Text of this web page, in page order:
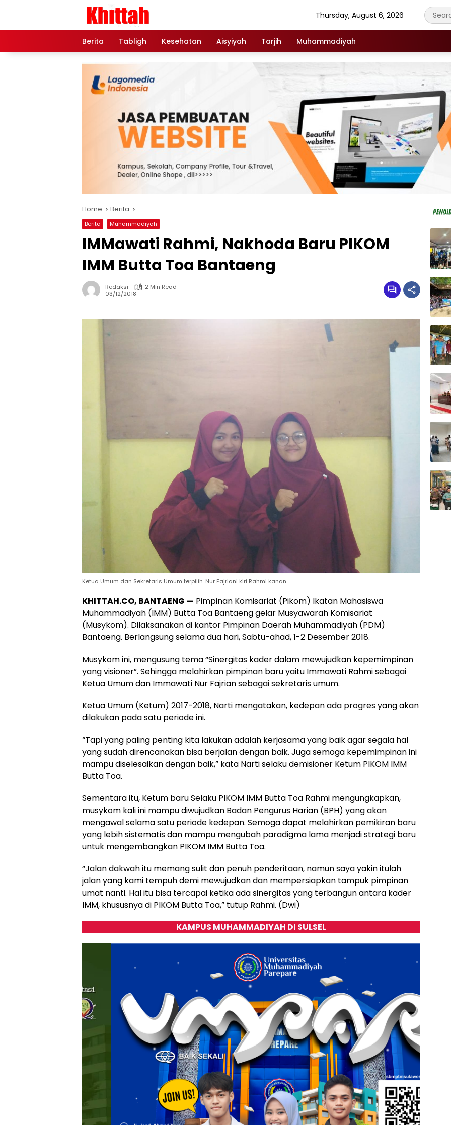
Thursday, August 6, 2026
Berita Tabligh Kesehatan Aisyiyah Tarjih Muhammadiyah
Home Berita
Berita Muhammadiyah
IMMawati Rahmi, Nakhoda Baru PIKOM
IMM Butta Toa Bantaeng
Redaksi
2 Min Read
03/12/2018
Ketua Umum dan Sekretaris Umum terpilih. Nur Fajriani kiri Rahmi kanan.
KHITTAH.CO, BANTAENG — Pimpinan Komisariat (Pikom) Ikatan Mahasiswa
Muhammadiyah (IMM) Butta Toa Bantaeng gelar Musyawarah Komisariat
(Musykom). Dilaksanakan di kantor Pimpinan Daerah Muhammadiyah (PDM)
Bantaeng. Berlangsung selama dua hari, Sabtu-ahad, 1-2 Desember 2018.
Musykom ini, mengusung tema “Sinergitas kader dalam mewujudkan kepemimpinan
yang visioner”. Sehingga melahirkan pimpinan baru yaitu Immawati Rahmi sebagai
Ketua Umum dan Immawati Nur Fajrian sebagai sekretaris umum.
Ketua Umum (Ketum) 2017-2018, Narti mengatakan, kedepan ada progres yang akan
dilakukan pada satu periode ini.
“Tapi yang paling penting kita lakukan adalah kerjasama yang baik agar segala hal
yang sudah direncanakan bisa berjalan dengan baik. Juga semoga kepemimpinan ini
mampu diselesaikan dengan baik,” kata Narti selaku demisioner Ketum PIKOM IMM
Butta Toa.
Sementara itu, Ketum baru Selaku PIKOM IMM Butta Toa Rahmi mengungkapkan,
musykom kali ini mampu diwujudkan Badan Pengurus Harian (BPH) yang akan
mengawal selama satu periode kedepan. Semoga dapat melahirkan pemikiran baru
yang lebih sistematis dan mampu mengubah paradigma lama menjadi strategi baru
untuk mengembangkan PIKOM IMM Butta Toa.
“Jalan dakwah itu memang sulit dan penuh penderitaan, namun saya yakin itulah
jalan yang kami tempuh demi mewujudkan dan mempersiapkan tampuk pimpinan
umat nanti. Hal itu bisa tercapai ketika ada sinergitas yang terbangun antara kader
IMM, khususnya di PIKOM Butta Toa,” tutup Rahmi. (Dwi)
KAMPUS MUHAMMADIYAH DI SULSEL